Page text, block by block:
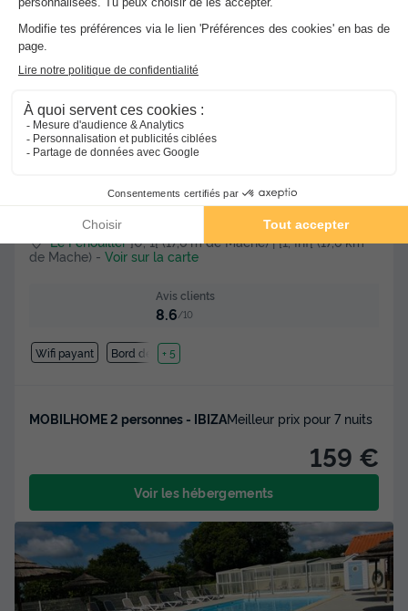
Camping Paradis Domaine Oyat
Le Fenouiller ]0, 1[ (17,6 m de Mache) | [1, Inf[ (17,6 km
de Mache) - Voir sur la carte
Avis clients
8.6/10
Wifi payant Bord de mer
+ 5
MOBILHOME 2 personnes - IBIZAMeilleur prix pour 7 nuits
159 €
Voir les hébergements